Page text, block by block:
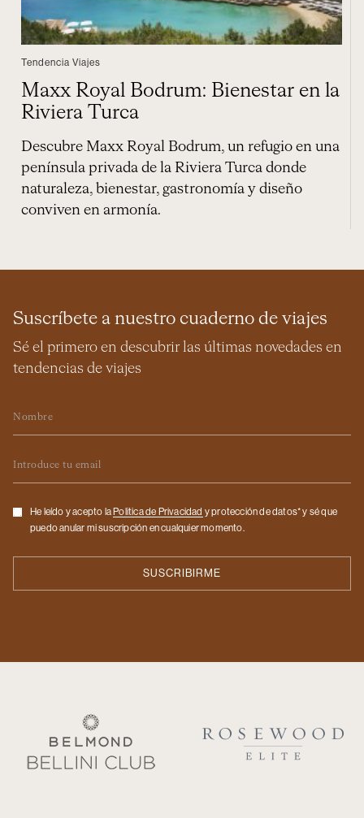
Tendencia Viajes
Maxx Royal Bodrum: Bienestar en la
Riviera Turca
Descubre Maxx Royal Bodrum, un refugio en una
península privada de la Riviera Turca donde
naturaleza, bienestar, gastronomía y diseño
conviven en armonía.
Suscríbete a nuestro cuaderno de viajes
Sé el primero en descubrir las últimas novedades en
tendencias de viajes
Checkbox
He leído y acepto la Politica de Privacidad y protección de datos* y sé que
puedo anular mi suscripción en cualquier momento.